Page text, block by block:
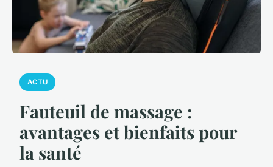
ACTU
Fauteuil de massage :
avantages et bienfaits pour
la santé